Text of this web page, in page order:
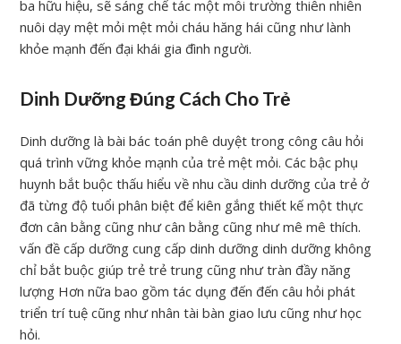
ba hữu hiệu, sẽ sáng chế tác một môi trường thiên nhiên
nuôi dạy mệt mỏi mệt mỏi cháu hăng hái cũng như lành
khỏe mạnh đến đại khái gia đình người.
Dinh Dưỡng Đúng Cách Cho Trẻ
Dinh dưỡng là bài bác toán phê duyệt trong công câu hỏi
quá trình vững khỏe mạnh của trẻ mệt mỏi. Các bậc phụ
huynh bắt buộc thấu hiểu về nhu cầu dinh dưỡng của trẻ ở
đã từng độ tuổi phân biệt để kiên gắng thiết kế một thực
đơn cân bằng cũng như cân bằng cũng như mê mê thích.
vấn đề cấp dưỡng cung cấp dinh dưỡng dinh dưỡng không
chỉ bắt buộc giúp trẻ trẻ trung cũng như tràn đầy năng
lượng Hơn nữa bao gồm tác dụng đến đến câu hỏi phát
triển trí tuệ cũng như nhân tài bàn giao lưu cũng như học
hỏi.